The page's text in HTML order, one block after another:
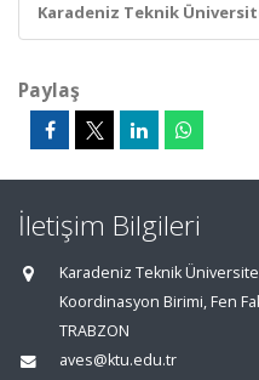
Karadeniz Teknik
Paylaş
İletişim Bilgileri
Karadeniz Teknik
Koordinasyon Birimi, Fen
TRABZON
aves@ktu.edu.tr